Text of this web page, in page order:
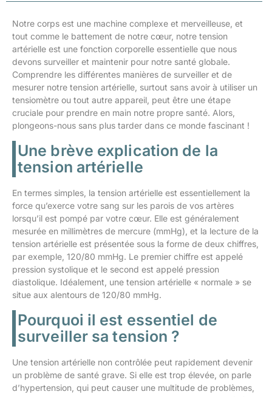
Notre corps est une machine complexe et merveilleuse, et
tout comme le battement de notre cœur, notre tension
artérielle est une fonction corporelle essentielle que nous
devons surveiller et maintenir pour notre santé globale.
Comprendre les différentes manières de surveiller et de
mesurer notre tension artérielle, surtout sans avoir à utiliser un
tensiomètre ou tout autre appareil, peut être une étape
cruciale pour prendre en main notre propre santé. Alors,
plongeons-nous sans plus tarder dans ce monde fascinant !
Une brève explication de la
tension artérielle
En termes simples, la tension artérielle est essentiellement la
force qu’exerce votre sang sur les parois de vos artères
lorsqu’il est pompé par votre cœur. Elle est généralement
mesurée en millimètres de mercure (mmHg), et la lecture de la
tension artérielle est présentée sous la forme de deux chiffres,
par exemple, 120/80 mmHg. Le premier chiffre est appelé
pression systolique et le second est appelé pression
diastolique. Idéalement, une tension artérielle « normale » se
situe aux alentours de 120/80 mmHg.
Pourquoi il est essentiel de
surveiller sa tension ?
Une tension artérielle non contrôlée peut rapidement devenir
un problème de santé grave. Si elle est trop élevée, on parle
d’hypertension, qui peut causer une multitude de problèmes,